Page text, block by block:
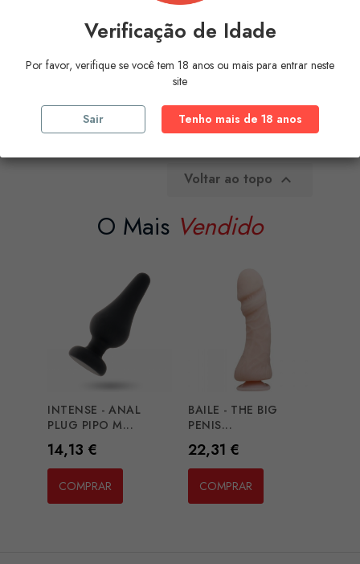
4,06 €
COMPRAR
A mostrar 1-2 de 2 artigo(s)
Voltar ao topo 
O Mais Vendido
INTENSE - ANAL
PLUG PIPO M...
Preço
14,13 €
COMPRAR
BAILE - THE BIG
PENIS...
Preço
22,31 €
COMPRAR
Verificação de Idade
Por favor, verifique se você tem 18 anos ou mais para entrar neste
site
Sair Tenho mais de 18 anos